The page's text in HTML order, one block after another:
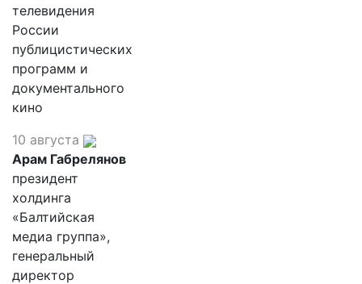
телевидения
России
публицистических
программ и
документального
кино
10 августа
Арам Габрелянов
президент
холдинга
«Балтийская
медиа группа»,
генеральный
директор